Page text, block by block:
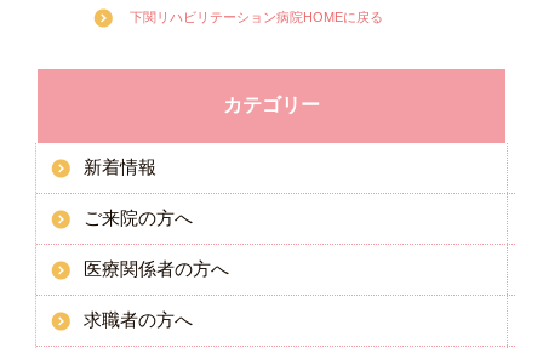
下関リハビリテーション病院HOMEに戻る
カテゴリー
新着情報
ご来院の方へ
医療関係者の方へ
求職者の方へ